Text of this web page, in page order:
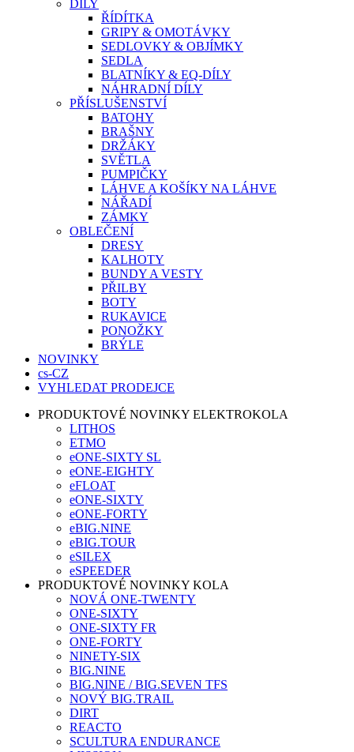
DÍLY
ŘÍDÍTKA
GRIPY & OMOTÁVKY
SEDLOVKY & OBJÍMKY
SEDLA
BLATNÍKY & EQ-DÍLY
NÁHRADNÍ DÍLY
PŘÍSLUŠENSTVÍ
BATOHY
BRAŠNY
DRŽÁKY
SVĚTLA
PUMPIČKY
LÁHVE A KOŠÍKY NA LÁHVE
NÁŘADÍ
ZÁMKY
OBLEČENÍ
DRESY
KALHOTY
BUNDY A VESTY
PŘILBY
BOTY
RUKAVICE
PONOŽKY
BRÝLE
NOVINKY
cs-CZ
VYHLEDAT PRODEJCE
PRODUKTOVÉ NOVINKY ELEKTROKOLA
LITHOS
ETMO
eONE-SIXTY SL
eONE-EIGHTY
eFLOAT
eONE-SIXTY
eONE-FORTY
eBIG.NINE
eBIG.TOUR
eSILEX
eSPEEDER
PRODUKTOVÉ NOVINKY KOLA
NOVÁ ONE-TWENTY
ONE-SIXTY
ONE-SIXTY FR
ONE-FORTY
NINETY-SIX
BIG.NINE
BIG.NINE / BIG.SEVEN TFS
NOVÝ BIG.TRAIL
DIRT
REACTO
SCULTURA ENDURANCE